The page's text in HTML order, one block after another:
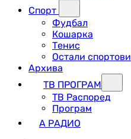
Спорт
Фудбал
Кошарка
Тенис
Остали спортови
Архива
ТВ ПРОГРАМ
ТВ Распоред
Програм
А РАДИО